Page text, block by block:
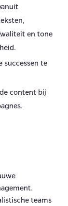
en tone
successen te
content bij
teams